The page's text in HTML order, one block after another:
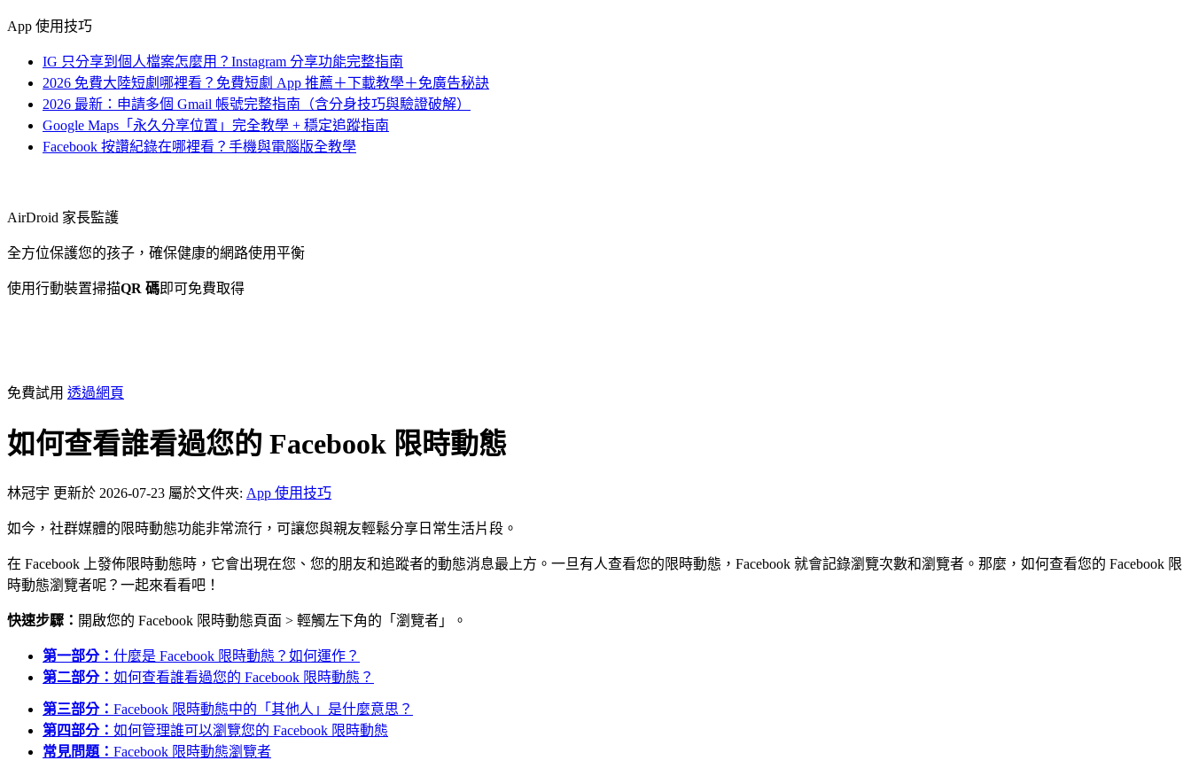
App 使用技巧
IG 只分享到個人檔案怎麼用？Instagram 分享功能完整指南
2026 免費大陸短劇哪裡看？免費短劇 App 推薦＋下載教學＋免廣告秘訣
2026 最新：申請多個 Gmail 帳號完整指南（含分身技巧與驗證破解）
Google Maps「永久分享位置」完全教學 + 穩定追蹤指南
Facebook 按讚紀錄在哪裡看？手機與電腦版全教學
AirDroid 家長監護
全方位保護您的孩子，確保健康的網路使用平衡
使用行動裝置掃描QR 碼即可免費取得
免費試用 透過網頁
如何查看誰看過您的 Facebook 限時動態
林冠宇 更新於 2026-07-23 屬於文件夾: App 使用技巧
如今，社群媒體的限時動態功能非常流行，可讓您與親友輕鬆分享日常生活片段。
在 Facebook 上發佈限時動態時，它會出現在您、您的朋友和追蹤者的動態消息最上方。一旦有人查看您的限時動態，Facebook 就會記錄瀏覽次數和瀏覽者。那麼，如何查看您的 Facebook 限
時動態瀏覽者呢？一起來看看吧！
快速步驟： 開啟您的 Facebook 限時動態頁面 > 輕觸左下角的「瀏覽者」。
第一部分： 什麼是 Facebook 限時動態？如何運作？
第二部分： 如何查看誰看過您的 Facebook 限時動態？
第三部分： Facebook 限時動態中的「其他人」是什麼意思？
第四部分： 如何管理誰可以瀏覽您的 Facebook 限時動態
常見問題： Facebook 限時動態瀏覽者